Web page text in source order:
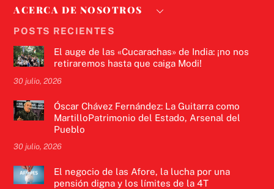
ACERCA DE NOSOTROS
POSTS RECIENTES
El auge de las «Cucarachas» de India: ¡no nos
retiraremos hasta que caiga Modi!
30 julio, 2026
Óscar Chávez Fernández: La Guitarra como
MartilloPatrimonio del Estado, Arsenal del
Pueblo
30 julio, 2026
El negocio de las Afore, la lucha por una
pensión digna y los límites de la 4T